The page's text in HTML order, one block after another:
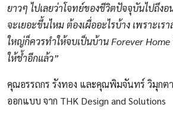
ยาวๆ ไปเลยว่าโจทย์ของชีวิตปัจจุบันไปถึง
จะเยอะขึ้นไหม ต้องเผื่ออะไรบ้าง เพราะเร
ใหญ่ก็ควรทำให้จบเป็นบ้านForever Home
ให้ช้ำอีกแล้ว”
คุณอรรถกร รังทอง และคุณพิมจันทร์ วิมุก
ออกแบบ จาก THK Design and Solutions